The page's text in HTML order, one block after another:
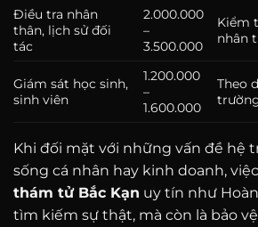
Điều tra nhân
thân, lịch sử đối
tác
2.000.000
–
3.500.000
Kiểm
nhân
Giám sát học sinh,
sinh viên
1.200.000
–
1.600.000
Theo
Khi đối mặt với những vấn đề hệ
sống cá nhân hay kinh doanh,
thám tử Bắc Kạn uy tín như
tìm kiếm sự thật, mà còn là bảo